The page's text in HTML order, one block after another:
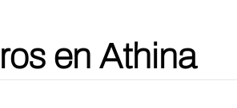
en Athina